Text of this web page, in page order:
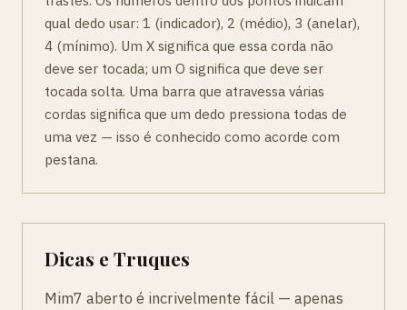
qual dedo usar: 1 (indicador), 2 (médio), 3 (anelar),
4 (mínimo). Um X significa que essa corda não
deve ser tocada; um O significa que deve ser
tocada solta. Uma barra que atravessa várias
cordas significa que um dedo pressiona todas de
uma vez — isso é conhecido como acorde com
pestana.
Dicas e Truques
Mim7 aberto é incrivelmente fácil — apenas